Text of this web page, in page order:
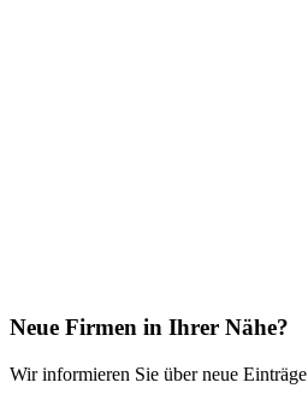
Neue Firmen in Ihrer Nähe?
Wir informieren Sie über neue